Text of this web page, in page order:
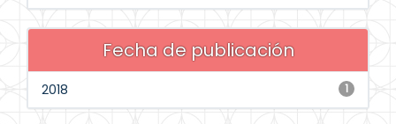
Fecha de publicación
1
2018